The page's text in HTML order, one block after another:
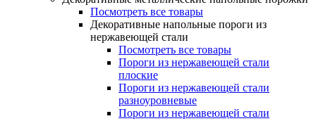
Посмотреть все товары
Декоративные напольные пороги из
нержавеющей стали
Посмотреть все товары
Пороги из нержавеющей стали
плоские
Пороги из нержавеющей стали
разноуровневые
Пороги из нержавеющей стали